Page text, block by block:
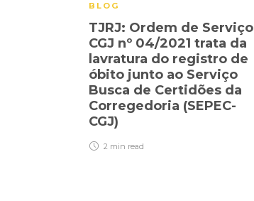
BLOG
TJRJ: Ordem de Serviço
CGJ nº 04/2021 trata da
lavratura do registro de
óbito junto ao Serviço
Busca de Certidões da
Corregedoria (SEPEC-
CGJ)
2 min read